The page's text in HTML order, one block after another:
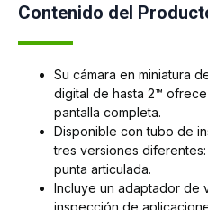
Contenido del
Su cámara en miniatura
digital de hasta 2™
pantalla completa.
Disponible con tubo de
tres versiones
punta articulada.
Incluye un adaptador de
inspección de